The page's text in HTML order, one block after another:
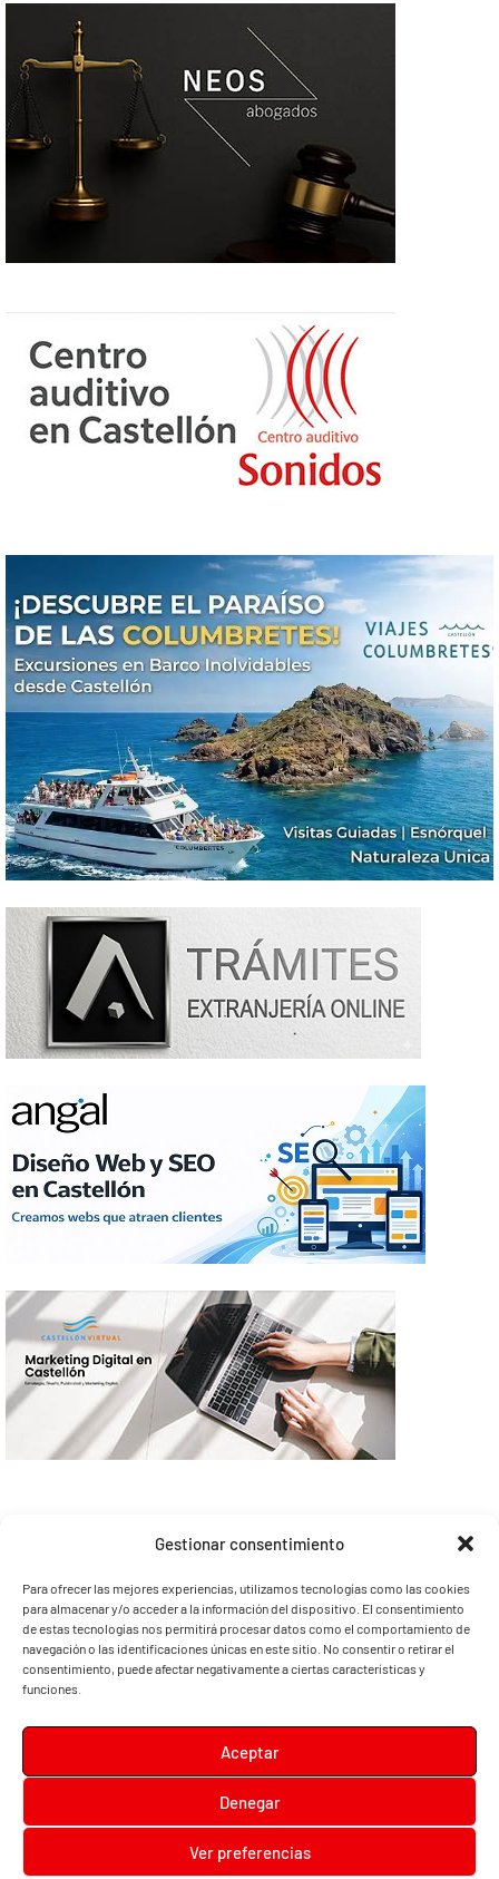
Gestionar consentimiento
Para ofrecer las mejores experiencias, utilizamos tecnologías como las cookies
para almacenar y/o acceder a la información del dispositivo. El consentimiento
de estas tecnologías nos permitirá procesar datos como el comportamiento de
navegación o las identificaciones únicas en este sitio. No consentir o retirar el
consentimiento, puede afectar negativamente a ciertas características y
funciones.
Aceptar
Denegar
Ver preferencias
Diari la Terreta
, un diario digital en el que podrás encontrar noticias de toda la